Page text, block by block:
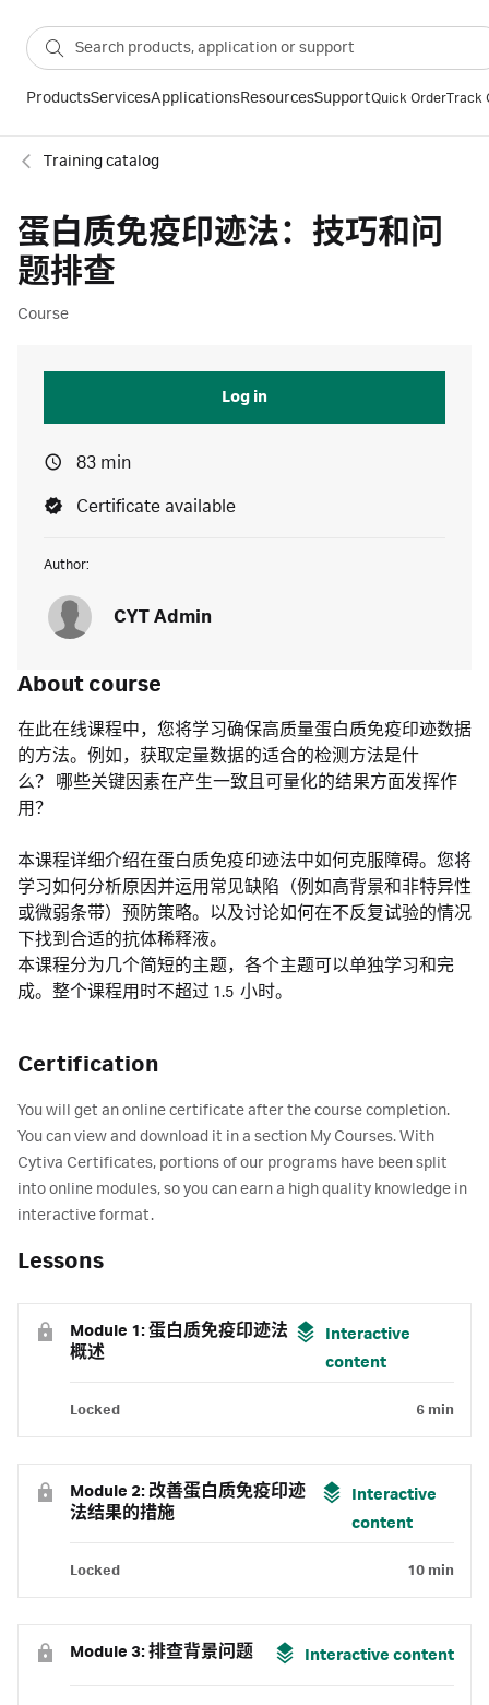
ProductsServicesApplicationsResourcesSupportQuick OrderTrack
Training catalog
蛋白质免疫印迹法：技巧和问
题排查
Course
About course
在此在线课程中，您将学习确保高质量蛋白质免疫印迹数据
的方法。例如，获取定量数据的适合的检测方法是什
么？ 哪些关键因素在产生一致且可量化的结果方面发挥作
用？
本课程详细介绍在蛋白质免疫印迹法中如何克服障碍。您将
学习如何分析原因并运用常见缺陷（例如高背景和非特异性
或微弱条带）预防策略。以及讨论如何在不反复试验的情况
下找到合适的抗体稀释液。
本课程分为几个简短的主题，各个主题可以单独学习和完
成。整个课程用时不超过 1.5 小时。
Certification
You will get an online certificate after the course completion.
You can view and download it in a section My Courses. With
Cytiva Certificates, portions of our programs have been split
into online modules, so you can earn a high quality knowledge in
interactive format.
Lessons
Module 1: 蛋白质免疫印迹法
概述
Interactive
content
Locked 6 min
Module 2: 改善蛋白质免疫印迹
法结果的措施
Interactive
content
Locked 10 min
Module 3: 排查背景问题 Interactive content
Log in
83 min
Certificate available
Author:
CYT Admin